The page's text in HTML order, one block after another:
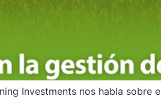
Investments nos habla sobre